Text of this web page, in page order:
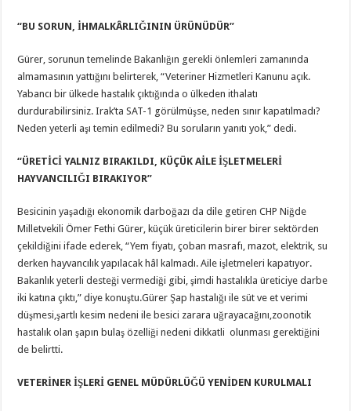
“BU SORUN, İHMALKÂRLIĞININ ÜRÜNÜDÜR”
Gürer, sorunun temelinde Bakanlığın gerekli önlemleri zamanında
almamasının yattığını belirterek, “Veteriner Hizmetleri Kanunu açık.
Yabancı bir ülkede hastalık çıktığında o ülkeden ithalatı
durdurabilirsiniz. Irak’ta SAT-1 görülmüşse, neden sınır kapatılmadı?
Neden yeterli aşı temin edilmedi? Bu soruların yanıtı yok,” dedi.
“ÜRETİCİ YALNIZ BIRAKILDI, KÜÇÜK AİLE İŞLETMELERİ
HAYVANCILIĞI BIRAKIYOR”
Besicinin yaşadığı ekonomik darboğazı da dile getiren CHP Niğde
Milletvekili Ömer Fethi Gürer, küçük üreticilerin birer birer sektörden
çekildiğini ifade ederek, “Yem fiyatı, çoban masrafı, mazot, elektrik, su
derken hayvancılık yapılacak hâl kalmadı. Aile işletmeleri kapatıyor.
Bakanlık yeterli desteği vermediği gibi, şimdi hastalıkla üreticiye darbe
iki katına çıktı,” diye konuştu.Gürer Şap hastalığı ile süt ve et verimi
düşmesi,şartlı kesim nedeni ile besici zarara uğrayacağını,zoonotik
hastalık olan şapın bulaş özelliği nedeni dikkatli olunması gerektiğini
de belirtti.
VETERİNER İŞLERİ GENEL MÜDÜRLÜĞÜ YENİDEN KURULMALI